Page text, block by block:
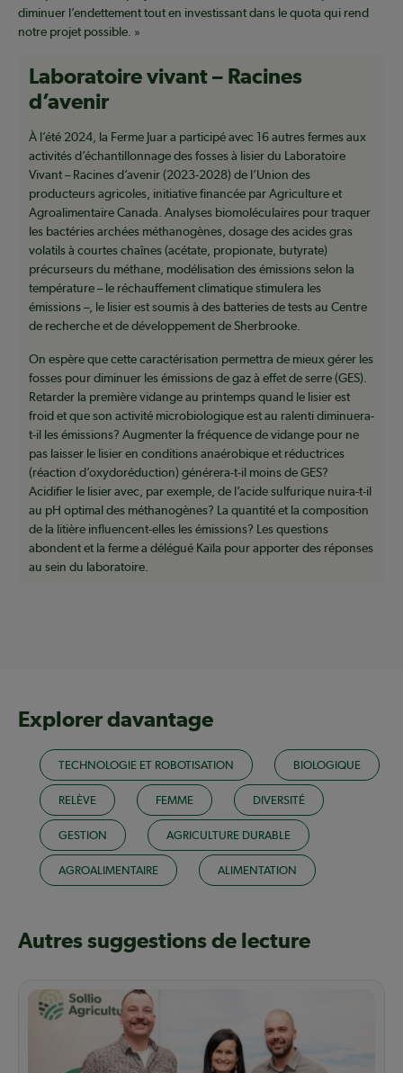
diminuer l’endettement tout en investissant dans le quota qui rend
notre projet possible. »
Laboratoire vivant – Racines
d’avenir
À l’été 2024, la Ferme Juar a participé avec 16 autres fermes aux
activités d’échantillonnage des fosses à lisier du Laboratoire
Vivant – Racines d’avenir (2023-2028) de l’Union des
producteurs agricoles, initiative financée par Agriculture et
Agroalimentaire Canada. Analyses biomoléculaires pour traquer
les bactéries archées méthanogènes, dosage des acides gras
volatils à courtes chaînes (acétate, propionate, butyrate)
précurseurs du méthane, modélisation des émissions selon la
température – le réchauffement climatique stimulera les
émissions –, le lisier est soumis à des batteries de tests au Centre
de recherche et de développement de Sherbrooke.
On espère que cette caractérisation permettra de mieux gérer les
fosses pour diminuer les émissions de gaz à effet de serre (GES).
Retarder la première vidange au printemps quand le lisier est
froid et que son activité microbiologique est au ralenti diminuera-
t-il les émissions? Augmenter la fréquence de vidange pour ne
pas laisser le lisier en conditions anaérobique et réductrices
(réaction d’oxydoréduction) générera-t-il moins de GES?
Acidifier le lisier avec, par exemple, de l’acide sulfurique nuira-t-il
au pH optimal des méthanogènes? La quantité et la composition
de la litière influencent-elles les émissions? Les questions
abondent et la ferme a délégué Kaïla pour apporter des réponses
au sein du laboratoire.
Explorer davantage
TECHNOLOGIE ET ROBOTISATION BIOLOGIQUE
RELÈVE FEMME DIVERSITÉ
GESTION AGRICULTURE DURABLE
AGROALIMENTAIRE ALIMENTATION
Autres suggestions de lecture